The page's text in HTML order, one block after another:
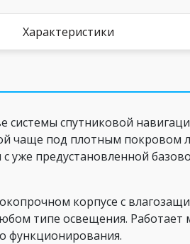
Характеристики
системы спутниковой
чаще под плотным покровом
уже предустановленной
корпусе с
типе освещения. Работает
функционирования.